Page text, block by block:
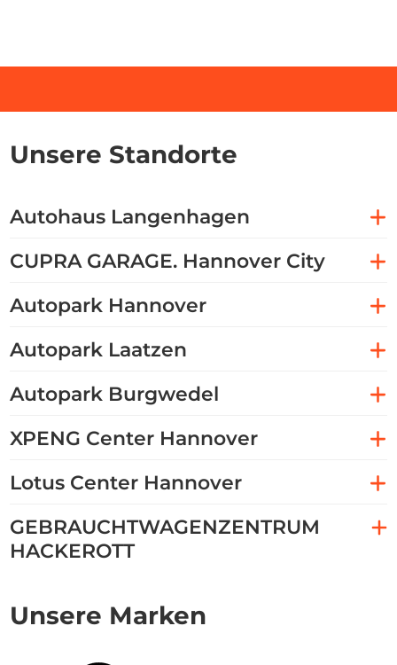
Unsere Standorte
Autohaus Langenhagen
CUPRA GARAGE. Hannover City
Autopark Hannover
Autopark Laatzen
Autopark Burgwedel
XPENG Center Hannover
Lotus Center Hannover
GEBRAUCHTWAGENZENTRUM
HACKEROTT
Unsere Marken